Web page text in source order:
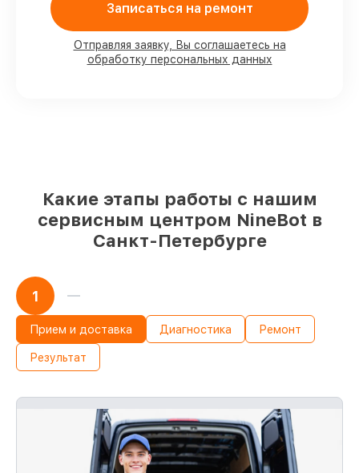
работ выполняем при клиенте
90%комплектующих готовы к
установке, остальные доступны в
кратчайшие сроки
Сохранность техники под нашей
гарантией
При поломке по нашей ответственности,
возмещаем убытки.
Обслуживание устройств с гарантией до
36 месяцев
С документами о гарантии, мы
оплаты и без задержек.
Записаться на ремонт
Отправляя заявку, Вы соглашаетесь на
обработку персональных данных
Какие этапы работы с нашим
сервисным центром NineBot в
Санкт-Петербурге
1
Прием и доставка Диагностика Ремонт
Результат